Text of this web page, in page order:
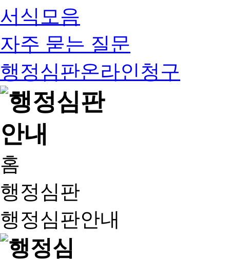
서식모음
자주 묻는 질문
행정심판온라인청구
홈
행정심판
행정심판안내